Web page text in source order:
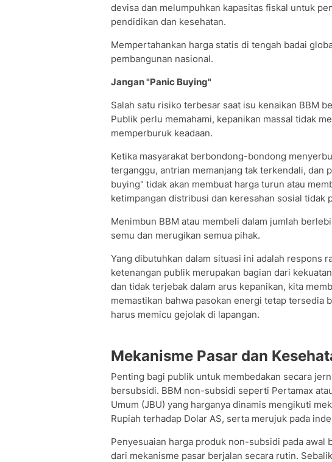
devisa dan melumpuhkan kapasitas fiskal untuk
pendidikan dan kesehatan.
Mempertahankan harga statis di tengah badai
pembangunan nasional.
​Jangan "Panic Buying"
​Salah satu risiko terbesar saat isu kenaikan BBM
Publik perlu memahami, kepanikan massal tidak
memperburuk keadaan.
Ketika masyarakat berbondong-bondong
terganggu, antrian memanjang tak terkendali, dan
buying" tidak akan membuat harga turun atau
ketimpangan distribusi dan keresahan sosial tidak
​Menimbun BBM atau membeli dalam jumlah
semu dan merugikan semua pihak.
Yang dibutuhkan dalam situasi ini adalah respons
ketenangan publik merupakan bagian dari
dan tidak terjebak dalam arus kepanikan, kita
memastikan bahwa pasokan energi tetap tersedia
harus memicu gejolak di lapangan.
​Mekanisme Pasar dan
​Penting bagi publik untuk membedakan secara
bersubsidi. BBM non-subsidi seperti Pertamax
Umum (JBU) yang harganya dinamis mengikuti
Rupiah terhadap Dolar AS, serta merujuk pada
Penyesuaian harga produk non-subsidi pada awal
dari mekanisme pasar berjalan secara rutin.